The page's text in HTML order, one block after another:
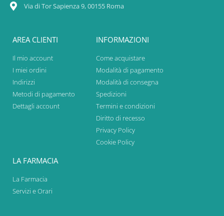
Via di Tor Sapienza 9, 00155 Roma
AREA CLIENTI
Il mio account
I miei ordini
Indirizzi
Metodi di pagamento
Dettagli account
INFORMAZIONI
Come acquistare
Modalità di pagamento
Modalità di consegna
Spedizioni
Termini e condizioni
Diritto di recesso
Privacy Policy
Cookie Policy
LA FARMACIA
La Farmacia
Servizi e Orari